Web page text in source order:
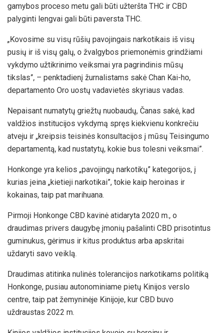
gamybos proceso metu gali būti užteršta THC ir CBD
palyginti lengvai gali būti paversta THC.
„Kovosime su visų rūšių pavojingais narkotikais iš visų
pusių ir iš visų galų, o žvalgybos priemonėmis grindžiami
vykdymo užtikrinimo veiksmai yra pagrindinis mūsų
tikslas”, – penktadienį žurnalistams sakė Chan Kai-ho,
departamento Oro uostų vadavietės skyriaus vadas.
Nepaisant numatytų griežtų nuobaudų, Čanas sakė, kad
valdžios institucijos vykdymą spręs kiekvienu konkrečiu
atveju ir „kreipsis teisinės konsultacijos į mūsų Teisingumo
departamentą, kad nustatytų, kokie bus tolesni veiksmai”.
Honkonge yra kelios „pavojingų narkotikų” kategorijos, į
kurias įeina „kietieji narkotikai”, tokie kaip heroinas ir
kokainas, taip pat marihuana.
Pirmoji Honkonge CBD kavinė atidaryta 2020 m., o
draudimas privers daugybę įmonių pašalinti CBD prisotintus
guminukus, gėrimus ir kitus produktus arba apskritai
uždaryti savo veiklą.
Draudimas atitinka nulinės tolerancijos narkotikams politiką
Honkonge, pusiau autonominiame pietų Kinijos verslo
centre, taip pat žemyninėje Kinijoje, kur CBD buvo
uždraustas 2022 m.